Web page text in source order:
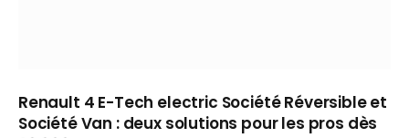
Renault 4 E-Tech electric Société Réversible et
Société Van : deux solutions pour les pros dès